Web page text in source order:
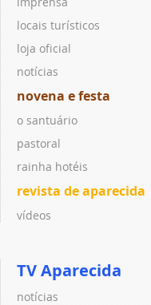
locais turísticos
loja oficial
notícias
novena e festa
o santuário
pastoral
rainha hotéis
revista de aparecida
vídeos
TV Aparecida
notícias